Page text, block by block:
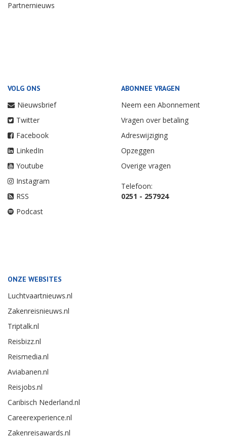
Partnernieuws
VOLG ONS
Nieuwsbrief
Twitter
Facebook
LinkedIn
Youtube
Instagram
RSS
Podcast
ABONNEE VRAGEN
Neem een Abonnement
Vragen over betaling
Adreswijziging
Opzeggen
Overige vragen
Telefoon:
0251 - 257924
ONZE WEBSITES
Luchtvaartnieuws.nl
Zakenreisnieuws.nl
Triptalk.nl
Reisbizz.nl
Reismedia.nl
Aviabanen.nl
Reisjobs.nl
Caribisch Nederland.nl
Careerexperience.nl
Zakenreisawards.nl